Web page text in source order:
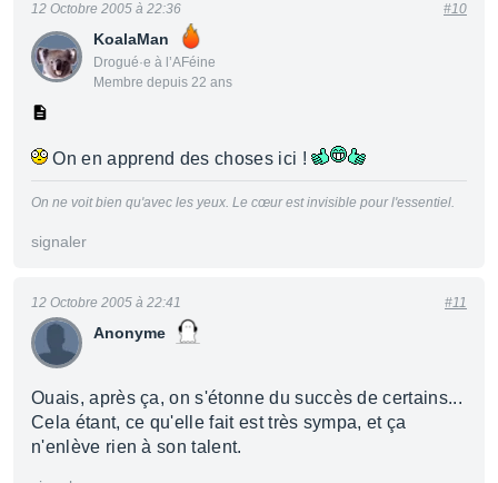
KoalaMan
Drogué·e à l’AFéine
Membre depuis 22 ans
12 Octobre 2005 à 22:36 #10
On en apprend des choses ici !
On ne voit bien qu'avec les yeux. Le cœur est invisible pour l'essentiel.
signaler
Anonyme
12 Octobre 2005 à 22:41 #11
Ouais, après ça, on s'étonne du succès de certains...
Cela étant, ce qu'elle fait est très sympa, et ça
n'enlève rien à son talent.